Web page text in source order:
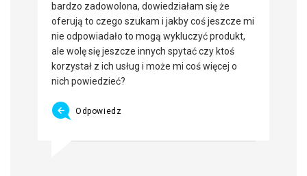
bardzo zadowolona, dowiedziałam się że
oferują to czego szukam i jakby coś jeszcze mi
nie odpowiadało to mogą wykluczyć produkt,
ale wolę się jeszcze innych spytać czy ktoś
korzystał z ich usług i może mi coś więcej o
nich powiedzieć?
Odpowiedz